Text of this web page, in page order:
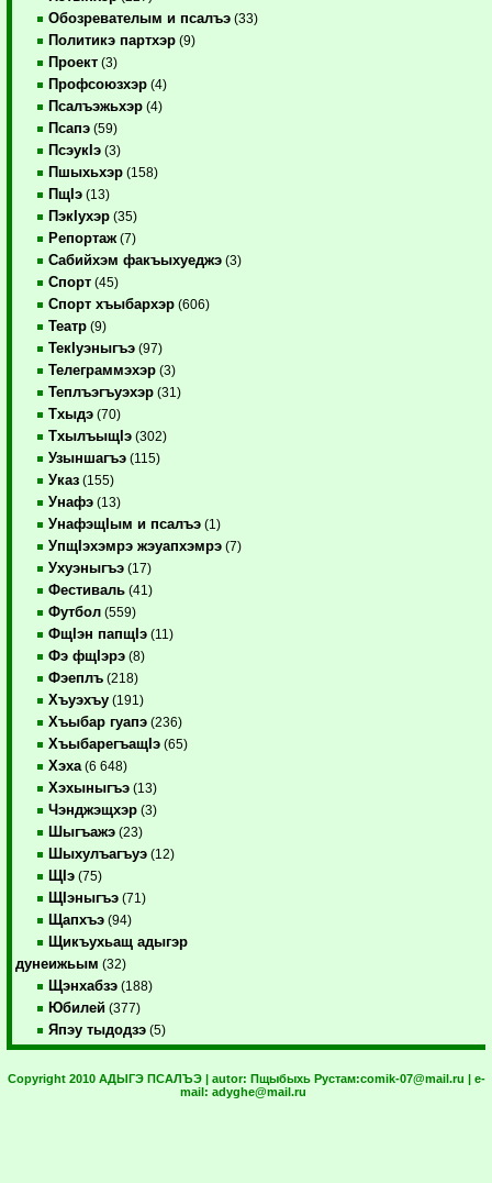
Обозревателым и псалъэ (33)
Политикэ партхэр (9)
Проект (3)
Профсоюзхэр (4)
Псалъэжьхэр (4)
Псапэ (59)
ПсэукIэ (3)
Пшыхьхэр (158)
ПщIэ (13)
ПэкIухэр (35)
Репортаж (7)
Сабийхэм факъыхуеджэ (3)
Спорт (45)
Спорт хъыбархэр (606)
Театр (9)
ТекIуэныгъэ (97)
Телеграммэхэр (3)
Теплъэгъуэхэр (31)
Тхыдэ (70)
ТхылъыщIэ (302)
Узыншагъэ (115)
Указ (155)
Унафэ (13)
УнафэщIым и псалъэ (1)
УпщIэхэмрэ жэуапхэмрэ (7)
Ухуэныгъэ (17)
Фестиваль (41)
Футбол (559)
ФщIэн папщIэ (11)
Фэ фщIэрэ (8)
Фэеплъ (218)
Хъуэхъу (191)
Хъыбар гуапэ (236)
ХъыбарегъащIэ (65)
Хэха (6 648)
Хэхыныгъэ (13)
Чэнджэщхэр (3)
Шыгъажэ (23)
Шыхулъагъуэ (12)
ЩIэ (75)
ЩIэныгъэ (71)
Щапхъэ (94)
Щикъухьащ адыгэр
дунеижьым (32)
Щэнхабзэ (188)
Юбилей (377)
Япэу тыдодзэ (5)
Copyright 2010 АДЫГЭ ПСАЛЪЭ | autor: Пщыбыхь Рустам:comik-07@mail.ru | e-
mail: adyghe@mail.ru